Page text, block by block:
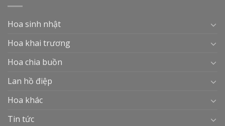
Hoa sinh nhật
Hoa khai trương
Hoa chia buồn
Lan hồ điệp
Hoa khác
Tin tức